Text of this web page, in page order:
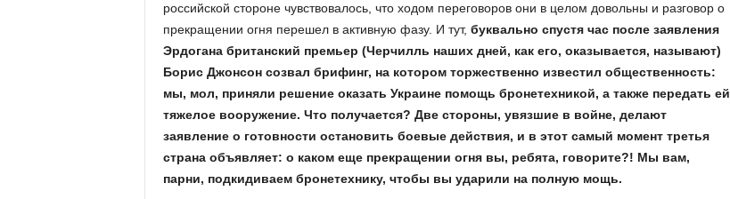
российской стороне чувствовалось, что ходом переговоров они в целом довольны и разговор о
прекращении огня перешел в активную фазу. И тут, буквально спустя час после заявления
Эрдогана британский премьер (Черчилль наших дней, как его, оказывается, называют)
Борис Джонсон созвал брифинг, на котором торжественно известил общественность:
мы, мол, приняли решение оказать Украине помощь бронетехникой, а также передать ей
тяжелое вооружение. Что получается? Две стороны, увязшие в войне, делают
заявление о готовности остановить боевые действия, и в этот самый момент третья
страна объявляет: о каком еще прекращении огня вы, ребята, говорите?! Мы вам,
парни, подкидиваем бронетехнику, чтобы вы ударили на полную мощь.